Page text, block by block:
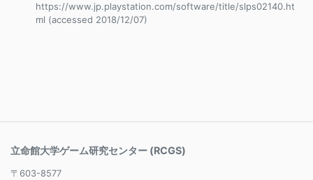
https://www.jp.playstation.com/software/title/slps02140.ht
ml (accessed 2018/12/07)
立命館大学ゲーム研究センター (RCGS)
〒603-8577